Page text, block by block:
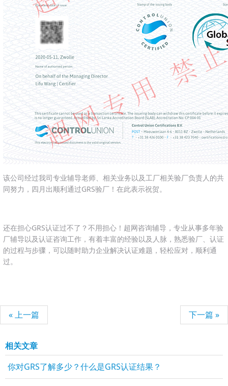
该公司经过我司专业辅导老师、相关业务以及工厂相关验厂负责人的共
同努力，四月出顺利通过GRS验厂！在此表示祝贺。
还在担心GRS认证过不了？不用担心！超网咨询辅导，专业从事多年验
厂辅导以及认证咨询工作，有着丰富的经验以及人脉，熟悉验厂、认证
的过程与步骤，可以随时助力企业解决认证难题，轻松应对，顺利通
过。
« 上一篇 下一篇 »
相关文章
你对GRS了解多少？什么是GRS认证结果？